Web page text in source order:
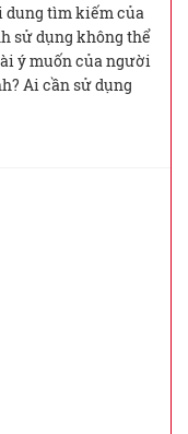
dung tìm kiếm của
sử dụng không thể
ý muốn của người
Ai cần sử dụng